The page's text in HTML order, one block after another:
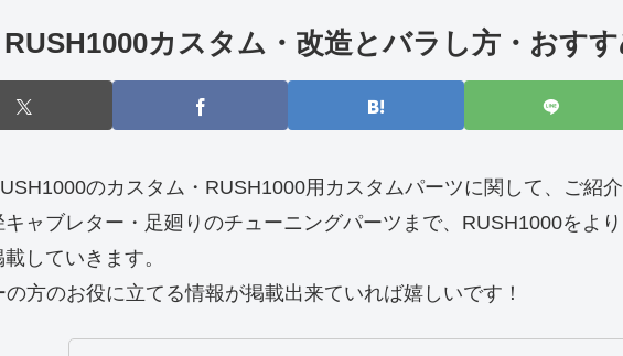
カスタム・改造とバラし方・おす
のカスタム・RUSH1000用カスタムパーツに関して、ご紹
ャブレター・足廻りのチューニングパーツまで、RUSH1000をよ
していきます。
方のお役に立てる情報が掲載出来ていれば嬉しいです！